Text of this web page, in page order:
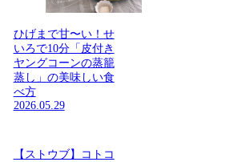
ひげまで甘〜い！せ
いろで10分「皮付き
ヤングコーンの蒸籠
蒸し」の美味しい食
べ方
2026.05.29
【ストウブ】コトコ